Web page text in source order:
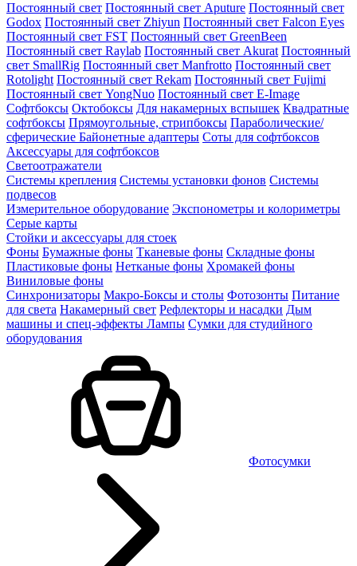
Постоянный свет Постоянный свет Aputure Постоянный свет
Godox Постоянный свет Zhiyun Постоянный свет Falcon Eyes
Постоянный свет FST Постоянный свет GreenBeen
Постоянный свет Raylab Постоянный свет Akurat Постоянный
свет SmallRig Постоянный свет Manfrotto Постоянный свет
Rotolight Постоянный свет Rekam Постоянный свет Fujimi
Постоянный свет YongNuo Постоянный свет E-Image
Софтбоксы Октобоксы Для накамерных вспышек Квадратные
софтбоксы Прямоугольные, стрипбоксы Параболические/
сферические Байонетныe адаптеры Соты для софтбоксов
Аксессуары для софтбоксов
Светоотражатели
Системы крепления Системы установки фонов Системы
подвесов
Измерительное оборудование Экспонометры и колориметры
Серые карты
Стойки и аксессуары для стоек
Фоны Бумажные фоны Тканевые фоны Складные фоны
Пластиковые фоны Нетканые фоны Хромакей фоны
Виниловые фоны
Синхронизаторы Макро-Боксы и столы Фотозонты Питание
для света Накамерный свет Рефлекторы и насадки Дым
машины и спец-эффекты Лампы Сумки для студийного
оборудования
Фотосумки